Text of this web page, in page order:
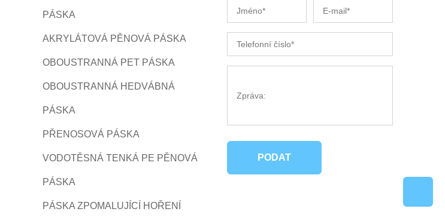
PÁSKA
AKRYLÁTOVÁ PĚNOVÁ PÁSKA
OBOUSTRANNÁ PET PÁSKA
OBOUSTRANNÁ HEDVÁBNÁ
PÁSKA
PŘENOSOVÁ PÁSKA
VODOTĚSNÁ TENKÁ PE PĚNOVÁ
PÁSKA
PÁSKA ZPOMALUJÍCÍ HOŘENÍ
PODAT